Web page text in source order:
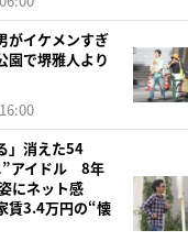
がイケメンすぎ
で堺雅人より
」消えた54
”アイドル 8年
にネット感
賃3.4万円の“懐